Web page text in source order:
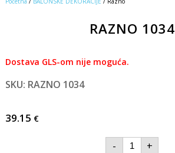
RAZNO 1034
Dostava GLS-om nije moguća.
SKU: RAZNO 1034
39.15 €
- +